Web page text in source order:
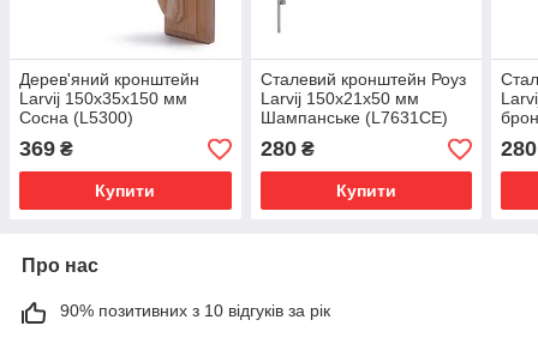
Дерев'яний кронштейн
Larvij 150x35x150 мм
Сосна (L5300)
369 ₴
Купити
Сталевий кронштейн Роуз
Larvij 150x21x50 мм
Шампанське (L7631CE)
280₴
Купити
280
Про нас
90% позитивних з 10 відгуків за рік